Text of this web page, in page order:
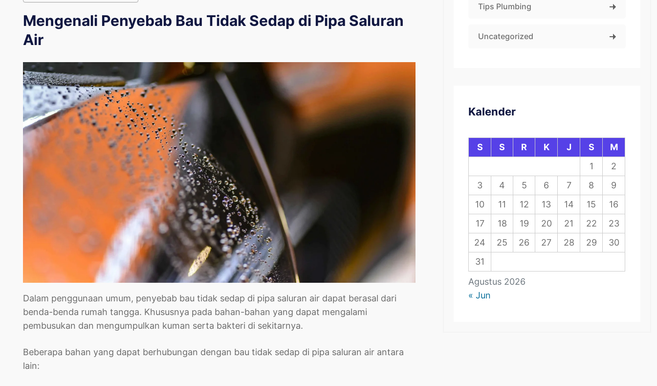
Mengenali Penyebab Bau Tidak Sedap di Pipa Saluran
Air
Dalam penggunaan umum, penyebab bau tidak sedap di pipa saluran air dapat berasal dari
benda-benda rumah tangga. Khususnya pada bahan-bahan yang dapat mengalami
pembusukan dan mengumpulkan kuman serta bakteri di sekitarnya.
Beberapa bahan yang dapat berhubungan dengan bau tidak sedap di pipa saluran air antara
lain:
Tips Plumbing
Uncategorized
Kalender
Agustus 2026
S S R K J S
M
1
2
3
4 5 6 7 8
9
10
11 12 13 14 15
16
17
18 19 20 21 22
23
24
25 26 27 28 29
30
31
« Jun